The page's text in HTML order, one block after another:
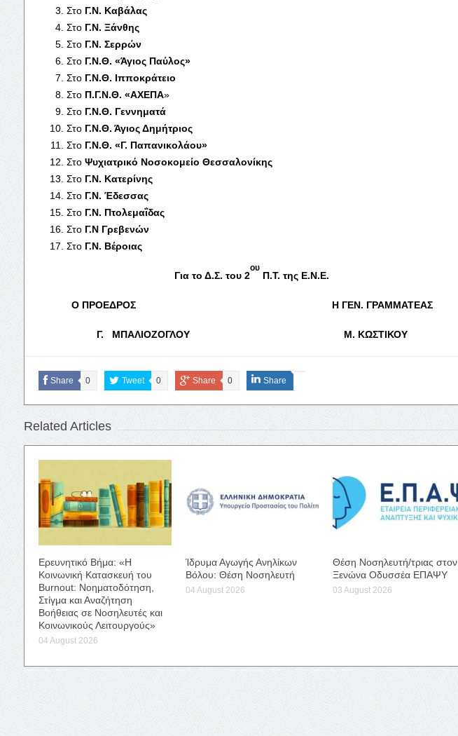
Στο Γ.Ν. Καβάλας
Στο Γ.Ν. Ξάνθης
ΣτοΓ.Ν. Σερρών
Στο Γ.Ν.Θ. «Άγιος Παύλος»
Στο Γ.Ν.Θ. Ιπποκράτειο
Στο Π.Γ.Ν.Θ. «ΑΧΕΠΑ»
ΣτοΓ.Ν.Θ. Γεννηματά
ΣτοΓ.Ν.Θ. Άγιος Δημήτριος
Στο Γ.Ν.Θ. «Γ. Παπανικολάου»
Στο Ψυχιατρικό Νοσοκομείο Θεσσαλονίκης
Στο Γ.Ν. Κατερίνης
Στο Γ.Ν. Έδεσσας
Στο Γ.Ν. Πτολεμαΐδας
Στο Γ.Ν Γρεβενών
ΣτοΓ.Ν. Βέροιας
Για το Δ.Σ. του 2
ου
Π.Τ. της Ε.Ν.Ε.
Ο ΠΡΟΕΔΡΟΣ Η ΓΕΝ. ΓΡΑΜΜΑΤΕΑΣ
Γ. ΜΠΑΛΙΟΖΟΓΛΟΥ Μ. ΚΩΣΤΙΚΟΥ
Share 0 Tweet 0 Share 0 Share
Related Articles
Ερευνητικό Βήμα: «Η
Κοινωνική Κατασκευή του
Burnout: Νοηματοδότηση,
Στίγμα και Αναζήτηση
Βοήθειας σε Νοσηλευτές και
Κοινωνικούς Λειτουργούς»
04 August 2026
Ίδρυμα Αγωγής Ανηλίκων
Βόλου: Θέση Νοσηλευτή
04 August 2026
Θέση Νοσηλευτή/τριας στον
Ξενώνα Οδυσσέα ΕΠΑΨΥ
03 August 2026